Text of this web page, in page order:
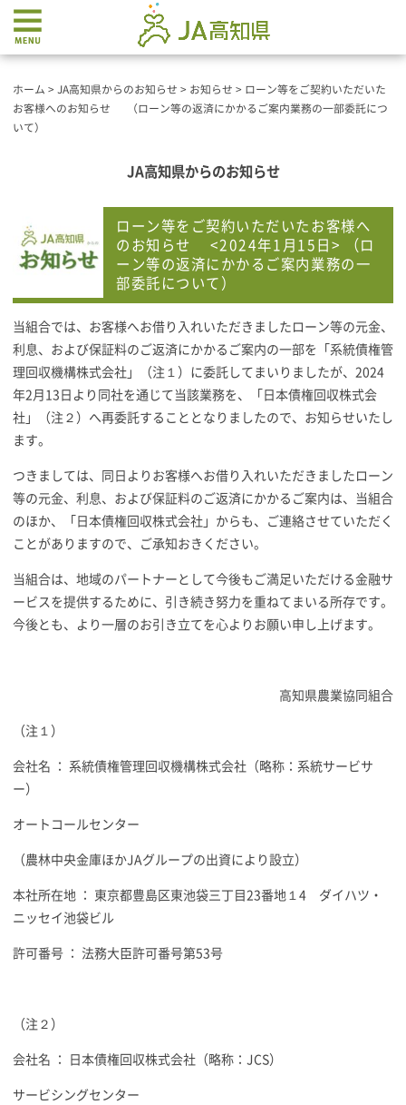
ホーム > JA高知県からのお知らせ > お知らせ > ローン等をご契約いただいた
お客様へのお知らせ （ローン等の返済にかかるご案内業務の一部委託につ
いて）
JA高知県からのお知らせ
ローン等をご契約いただいたお客様へ
のお知らせ <2024年1月15日> （ロ
ーン等の返済にかかるご案内業務の一
部委託について）
当組合では、お客様へお借り入れいただきましたローン等の元金、
利息、および保証料のご返済にかかるご案内の一部を「系統債権管
理回収機構株式会社」（注１）に委託してまいりましたが、2024
年2月13日より同社を通じて当該業務を、「日本債権回収株式会
社」（注２）へ再委託することとなりましたので、お知らせいたし
ます。
つきましては、同日よりお客様へお借り入れいただきましたローン
等の元金、利息、および保証料のご返済にかかるご案内は、当組合
のほか、「日本債権回収株式会社」からも、ご連絡させていただく
ことがありますので、ご承知おきください。
当組合は、地域のパートナーとして今後もご満足いただける金融サ
ービスを提供するために、引き続き努力を重ねてまいる所存です。
今後とも、より一層のお引き立てを心よりお願い申し上げます。
高知県農業協同組合
（注１）
会社名 ： 系統債権管理回収機構株式会社（略称：系統サービサ
ー）
オートコールセンター
（農林中央金庫ほかJAグループの出資により設立）
本社所在地 ： 東京都豊島区東池袋三丁目23番地１4 ダイハツ・
ニッセイ池袋ビル
許可番号 ： 法務大臣許可番号第53号
（注２）
会社名 ： 日本債権回収株式会社（略称：JCS）
サービシングセンター